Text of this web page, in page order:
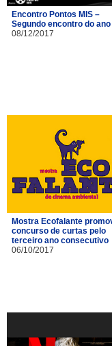
Encontro Pontos MIS –
Segundo encontro do ano
08/12/2017
Mostra Ecofalante
concurso de curtas pelo
terceiro ano consecutivo
06/10/2017